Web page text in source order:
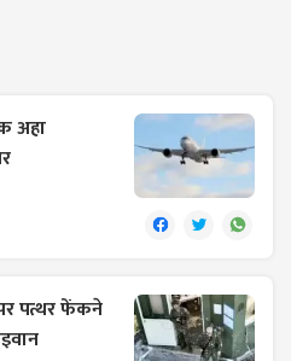
अहा
पर पत्थर फेंकने